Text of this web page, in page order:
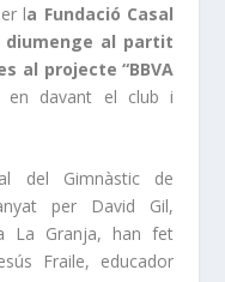
la Fundació Casal
diumenge al partit
al projecte “BBVA
davant el club i
del Gimnàstic de
per David Gil,
La Granja, han fet
Fraile, educador